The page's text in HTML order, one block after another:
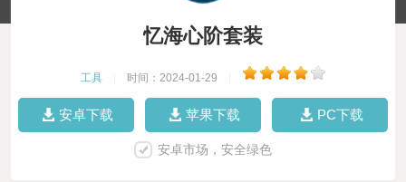
忆海心阶套装
工具 时间：2024-01-29
安卓下载 苹果下载 PC下载
安卓市场，安全绿色